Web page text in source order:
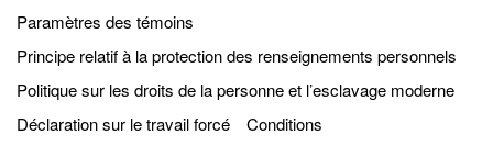
Paramètres des témoins
Principe relatif à la protection des renseignements personnels
Politique sur les droits de la personne et l’esclavage moderne
Déclaration sur le travail forcé
Conditions